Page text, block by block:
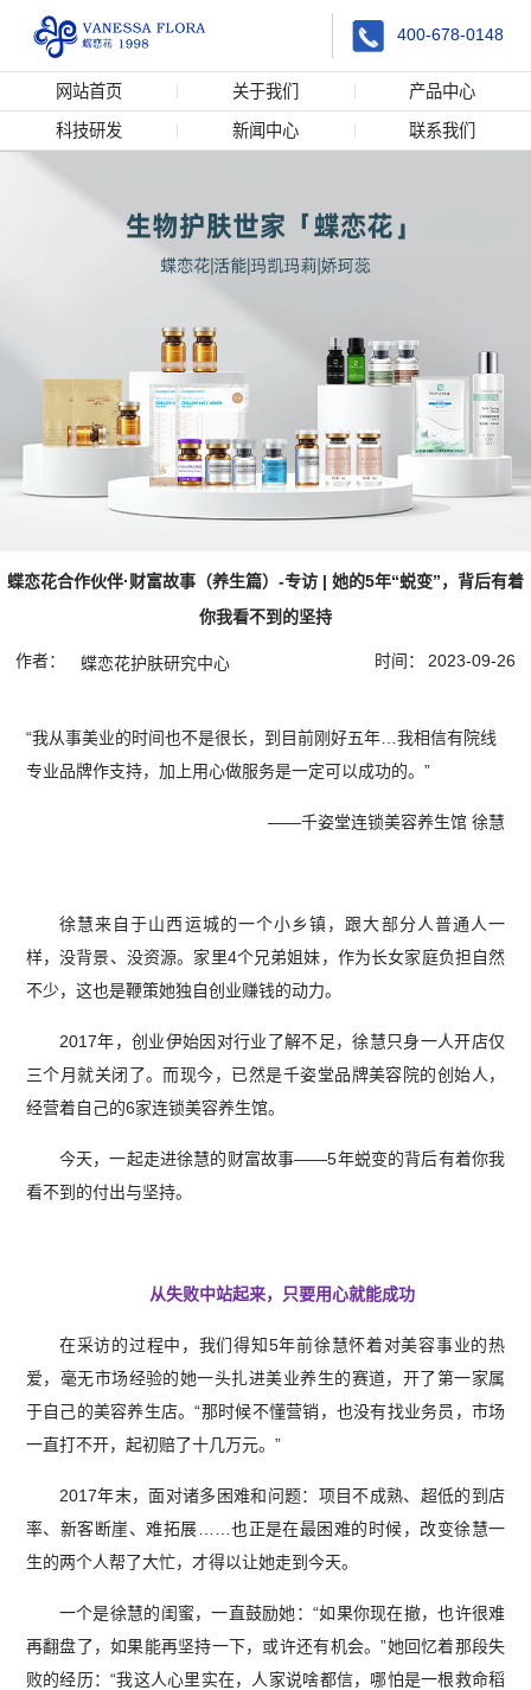
400-678-0148
网站首页 关于我们 产品中心
科技研发 新闻中心 联系我们
蝶恋花合作伙伴·财富故事（养生篇）-专访 | 她的5年“蜕变”，背后有着
你我看不到的坚持
蝶恋花护肤研究中心
作者： 时间： 2023-09-26
“我从事美业的时间也不是很长，到目前刚好五年…我相信有院线
专业品牌作支持，加上用心做服务是一定可以成功的。”
——千姿堂连锁美容养生馆 徐慧
徐慧来自于山西运城的一个小乡镇，跟大部分人普通人一
样，没背景、没资源。家里4个兄弟姐妹，作为长女家庭负担自然
不少，这也是鞭策她独自创业赚钱的动力。
2017年，创业伊始因对行业了解不足，徐慧只身一人开店仅
三个月就关闭了。而现今，已然是千姿堂品牌美容院的创始人，
经营着自己的6家连锁美容养生馆。
今天，一起走进徐慧的财富故事——5年蜕变的背后有着你我
看不到的付出与坚持。
从失败中站起来，只要用心就能成功
在采访的过程中，我们得知5年前徐慧怀着对美容事业的热
爱，毫无市场经验的她一头扎进美业养生的赛道，开了第一家属
于自己的美容养生店。“那时候不懂营销，也没有找业务员，市场
一直打不开，起初赔了十几万元。”
2017年末，面对诸多困难和问题：项目不成熟、超低的到店
率、新客断崖、难拓展……也正是在最困难的时候，改变徐慧一
生的两个人帮了大忙，才得以让她走到今天。
一个是徐慧的闺蜜，一直鼓励她：“如果你现在撤，也许很难
再翻盘了，如果能再坚持一下，或许还有机会。”她回忆着那段失
败的经历：“我这人心里实在，人家说啥都信，哪怕是一根救命稻